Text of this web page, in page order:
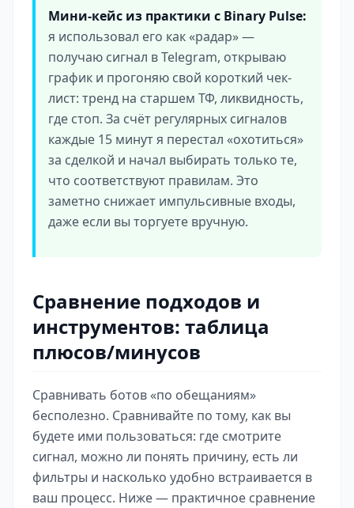
Мини-кейс из практики с Binary Pulse:
я использовал его как «радар» —
получаю сигнал в Telegram, открываю
график и прогоняю свой короткий чек-
лист: тренд на старшем ТФ, ликвидность,
где стоп. За счёт регулярных сигналов
каждые 15 минут я перестал «охотиться»
за сделкой и начал выбирать только те,
что соответствуют правилам. Это
заметно снижает импульсивные входы,
даже если вы торгуете вручную.
Сравнение подходов и
инструментов: таблица
плюсов/минусов
Сравнивать ботов «по обещаниям»
бесполезно. Сравнивайте по тому, как вы
будете ими пользоваться: где смотрите
сигнал, можно ли понять причину, есть ли
фильтры и насколько удобно встраивается в
ваш процесс. Ниже — практичное сравнение